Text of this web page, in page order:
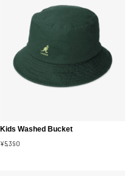
Kids Washed Bucket
¥5,390